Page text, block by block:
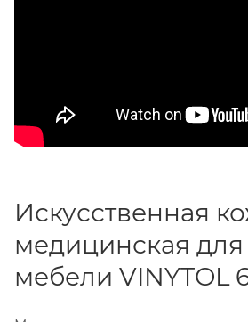
Искусственная
медицинская
мебели VINYTOL